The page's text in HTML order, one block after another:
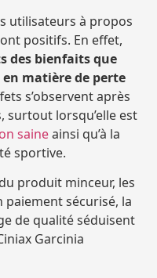
utilisateurs à propos
positifs. En effet,
des bienfaits que
matière de perte
s’observent après
surtout lorsqu’elle est
saineainsi qu’à la
sportive.
produit minceur, les
paiement sécurisé, la
de qualité séduisent
Garcinia